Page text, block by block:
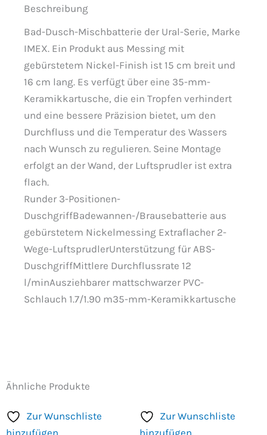
Beschreibung
Bad-Dusch-Mischbatterie der Ural-Serie, Marke
IMEX. Ein Produkt aus Messing mit
gebürstetem Nickel-Finish ist 15 cm breit und
16 cm lang. Es verfügt über eine 35-mm-
Keramikkartusche, die ein Tropfen verhindert
und eine bessere Präzision bietet, um den
Durchfluss und die Temperatur des Wassers
nach Wunsch zu regulieren. Seine Montage
erfolgt an der Wand, der Luftsprudler ist extra
flach.
Runder 3-Positionen-
DuschgriffBadewannen-/Brausebatterie aus
gebürstetem Nickelmessing Extraflacher 2-
Wege-LuftsprudlerUnterstützung für ABS-
DuschgriffMittlere Durchflussrate 12
l/minAusziehbarer mattschwarzer PVC-
Schlauch 1.7/1.90 m35-mm-Keramikkartusche
Ähnliche Produkte
Zur Wunschliste
Zur Wunschliste